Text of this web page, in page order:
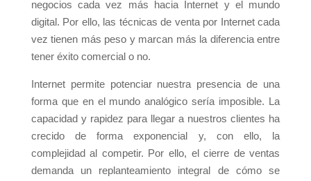
negocios cada vez más hacia Internet y el mundo
digital. Por ello, las técnicas de venta por Internet cada
vez tienen más peso y marcan más la diferencia entre
tener éxito comercial o no.
Internet permite potenciar nuestra presencia de una
forma que en el mundo analógico sería imposible. La
capacidad y rapidez para llegar a nuestros clientes ha
crecido de forma exponencial y, con ello, la
complejidad al competir. Por ello, el cierre de ventas
demanda un replanteamiento integral de cómo se